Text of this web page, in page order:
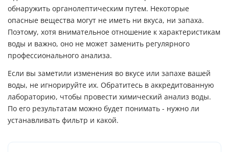
обнаружить органолептическим путем. Некоторые
опасные вещества могут не иметь ни вкуса, ни запаха.
Поэтому, хотя внимательное отношение к характеристикам
воды и важно, оно не может заменить регулярного
профессионального анализа.
Если вы заметили изменения во вкусе или запахе вашей
воды, не игнорируйте их. Обратитесь в аккредитованную
лабораторию, чтобы провести химический анализ воды.
По его результатам можно будет понимать - нужно ли
устанавливать фильтр и какой.